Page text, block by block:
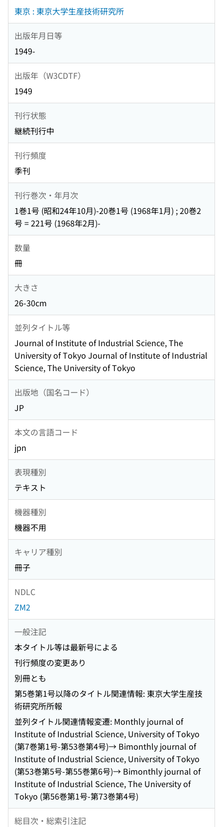
東京 : 東京大学生産技術研究所
出版年月日等
1949-
出版年（W3CDTF）
1949
刊行状態
継続刊行中
刊行頻度
季刊
刊行巻次・年月次
1巻1号 (昭和24年10月)-20巻1号 (1968年1月) ; 20巻2
号 = 221号 (1968年2月)-
数量
冊
大きさ
26-30cm
並列タイトル等
Journal of Institute of Industrial Science, The
University of Tokyo Journal of Institute of Industrial
Science, The University of Tokyo
出版地（国名コード）
JP
本文の言語コード
jpn
表現種別
テキスト
機器種別
機器不用
キャリア種別
冊子
NDLC
ZM2
一般注記
本タイトル等は最新号による
刊行頻度の変更あり
別冊とも
第5巻第1号以降のタイトル関連情報: 東京大学生産技
術研究所所報
並列タイトル関連情報変遷: Monthly journal of
Institute of Industrial Science, University of Tokyo
(第7巻第1号-第53巻第4号)→ Bimonthly journal of
Institute of Industrial Science, University of Tokyo
(第53巻第5号-第55巻第6号)→ Bimonthly journal of
Institute of Industrial Science, The University of
Tokyo (第56巻第1号-第73巻第4号)
総目次・総索引注記